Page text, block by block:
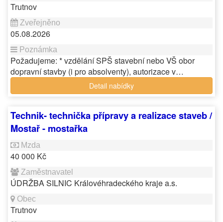
Trutnov
05.08.2026
Požadujeme: * vzdělání SPŠ stavební nebo VŠ obor
dopravní stavby (i pro absolventy), autorizace v…
Detail nabídky
Technik- technička přípravy a realizace staveb /
Mostař - mostařka
40 000 Kč
ÚDRŽBA SILNIC Královéhradeckého kraje a.s.
Trutnov